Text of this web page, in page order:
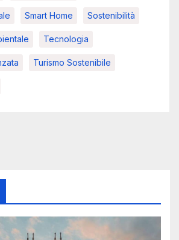
Smart Home Sostenibilità
Tecnologia
Turismo Sostenibile